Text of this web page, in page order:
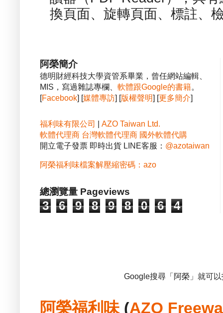
換頁面、旋轉頁面、標註、
阿榮簡介
德明財經科技大學資管系畢業，曾任網站編輯、
MIS，寫過雜誌專欄、 軟體跟Google的書籍。
[Facebook] [媒體專訪] [版權聲明] [更多簡介]
福利味有限公司
AZO Taiwan Ltd.
軟體代理商 台灣軟體代理商 國外軟體代購
開立電子發票 即時出貨 LINE客服： @azotaiwan
阿榮福利味檔案解壓縮密碼：azo
總瀏覽量 Pageviews
3 6 9 8 9 8 0 6 4
Google搜尋「阿榮」就可
阿榮福利味(AZO